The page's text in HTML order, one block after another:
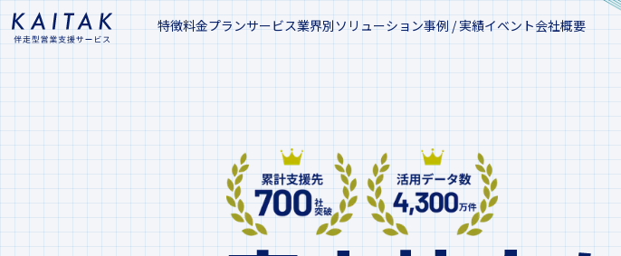
特徴料金プランサービス業界別ソリューション事例 / 実績イベント会社概要